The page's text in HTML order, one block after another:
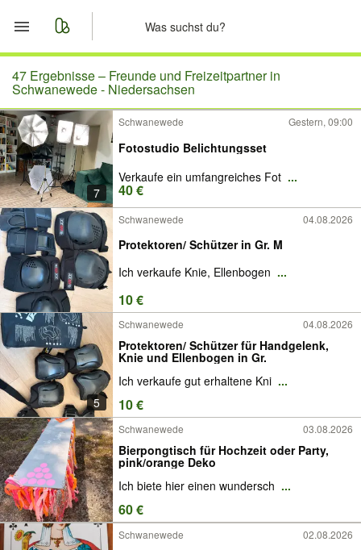
Start
Merkliste
Nachrichten
Anzeige aufgeben
47 Ergebnisse – Freunde und Freizeitpartner in
Schwanewede - Niedersachsen
7
Schwanewede Gestern, 09:00
Fotostudio Belichtungsset
Verkaufe ein umfangreiches Fot ...
40 €
Schwanewede 04.08.2026
Protektoren/ Schützer in Gr. M
Ich verkaufe Knie, Ellenbogen ...
10 €
5
Schwanewede 04.08.2026
Protektoren/ Schützer für Handgelenk,
Knie und Ellenbogen in Gr.
Ich verkaufe gut erhaltene Kni ...
10 €
Schwanewede 03.08.2026
Bierpongtisch für Hochzeit oder Party,
pink/orange Deko
Ich biete hier einen wundersch ...
60 €
Schwanewede 02.08.2026